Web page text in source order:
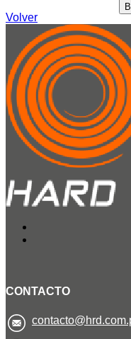
Volver
CONTACTO